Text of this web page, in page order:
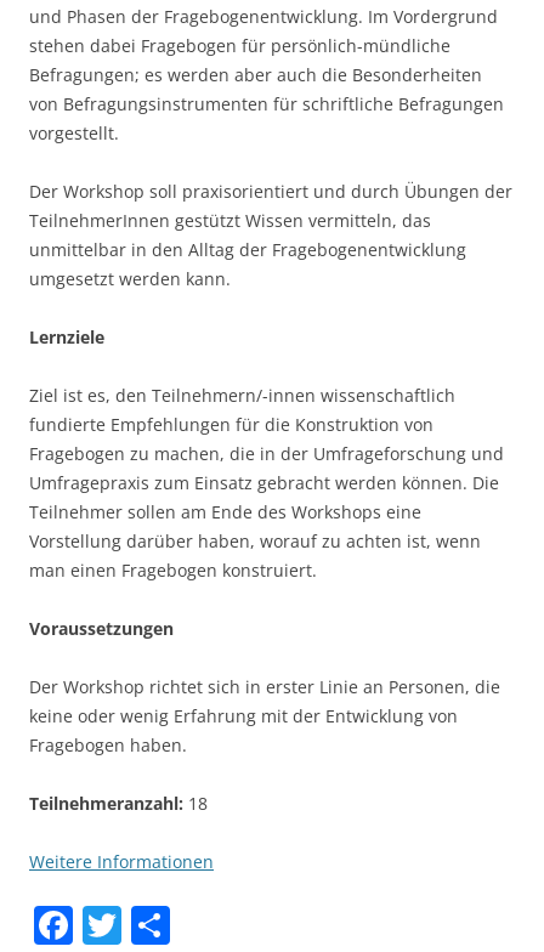
und Phasen der Fragebogenentwicklung. Im Vordergrund
stehen dabei Fragebogen für persönlich-mündliche
Befragungen; es werden aber auch die Besonderheiten
von Befragungsinstrumenten für schriftliche Befragungen
vorgestellt.
Der Workshop soll praxisorientiert und durch Übungen der
TeilnehmerInnen gestützt Wissen vermitteln, das
unmittelbar in den Alltag der Fragebogenentwicklung
umgesetzt werden kann.
Lernziele
Ziel ist es, den Teilnehmern/-innen wissenschaftlich
fundierte Empfehlungen für die Konstruktion von
Fragebogen zu machen, die in der Umfrageforschung und
Umfragepraxis zum Einsatz gebracht werden können. Die
Teilnehmer sollen am Ende des Workshops eine
Vorstellung darüber haben, worauf zu achten ist, wenn
man einen Fragebogen konstruiert.
Voraussetzungen
Der Workshop richtet sich in erster Linie an Personen, die
keine oder wenig Erfahrung mit der Entwicklung von
Fragebogen haben.
Teilnehmeranzahl: 18
Weitere Informationen
F T